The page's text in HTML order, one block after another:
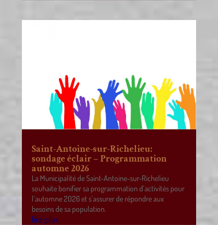
Saint-Antoine-sur-Richelieu:
sondage éclair – Programmation
automne 2026
La Municipalité de Saint-Antoine-sur-Richelieu
souhaite bonifier sa programmation d’activités pour
l’automne 2026 et s’assurer de répondre aux
besoins de sa population.
lire plus